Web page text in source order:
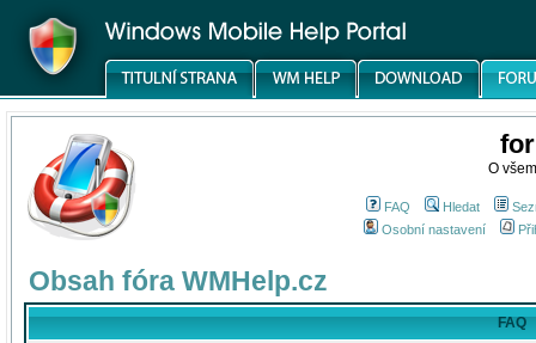
O
FAQ Hledat
Osobní nastavení
Obsah fóra WMHelp.cz
FAQ